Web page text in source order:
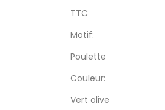
TTC
Motif:
Poulette
Couleur:
Vert olive